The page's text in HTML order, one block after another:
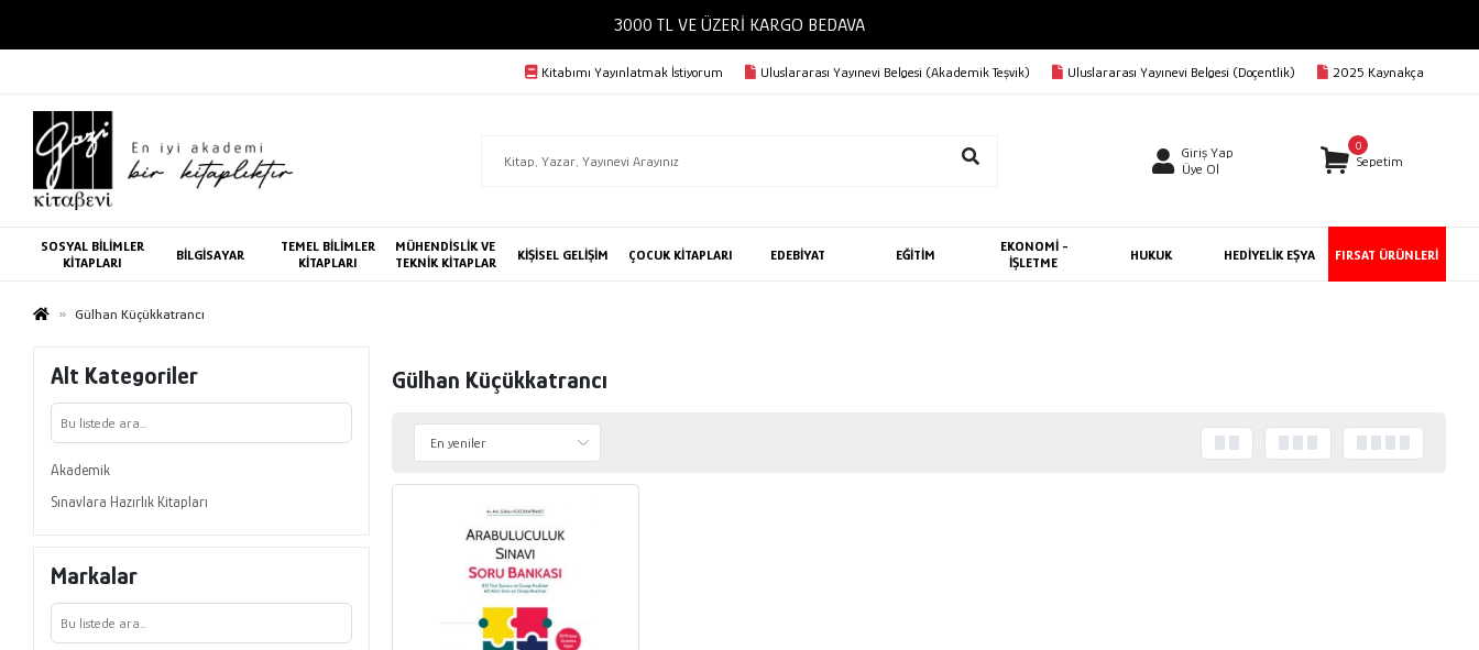
3000 TL VE ÜZERİ KARGO BEDAVA
Kitabımı Yayınlatmak İstiyorum Uluslararası Yayınevi Belgesi (Akademik Teşvik) Uluslararası Yayınevi Belgesi (Doçentlik) 2025 Kaynakça
Giriş Yap
Üye Ol
0
Sepetim
SOSYAL BİLİMLER
KİTAPLARI
BİLGİSAYAR
TEMEL BİLİMLER
KİTAPLARI
MÜHENDİSLİK VE
TEKNİK KİTAPLAR
KİŞİSEL GELİŞİM ÇOCUK KİTAPLARI EDEBİYAT EĞİTİM
EKONOMİ -
İŞLETME
HUKUK HEDİYELİK EŞYA FIRSAT ÜRÜNLERİ
Gülhan Küçükkatrancı
Alt Kategoriler
Akademik
Sınavlara Hazırlık Kitapları
Markalar
Gülhan Küçükkatrancı